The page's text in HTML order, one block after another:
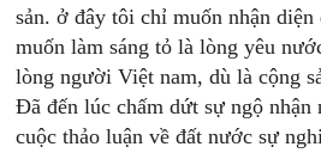
sản. ở đây tôi chỉ muốn nhận
muốn làm sáng tỏ là lòng yêu
lòng người Việt nam, dù là cộng
Đã đến lúc chấm dứt sự ngộ nhận
cuộc thảo luận về đất nước sự